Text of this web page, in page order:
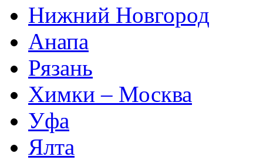
Нижний Новгород
Анапа
Рязань
Химки – Москва
Уфа
Ялта